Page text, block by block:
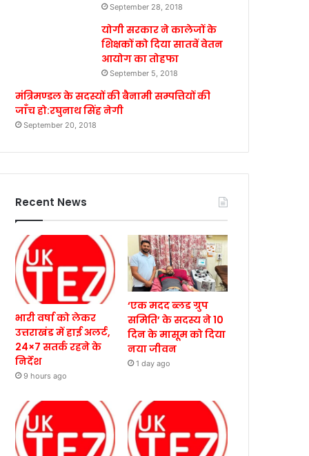
September 28, 2018
योगी सरकार ने कालेजों के
शिक्षकों को दिया सातवें वेतन
आयोग का तोहफा
September 5, 2018
मंत्रिमण्डल के सदस्यों की बैनामी सम्पत्तियों की
जाँच हो:रघुनाथ सिंह नेगी
September 20, 2018
Recent News
भारी वर्षा को लेकर
उत्तराखंड में हाई अलर्ट,
24×7 सतर्क रहने के
निर्देश
9 hours ago
‘एक मदद ब्लड ग्रुप
समिति’ के सदस्य ने 10
दिन के मासूम को दिया
नया जीवन
1 day ago